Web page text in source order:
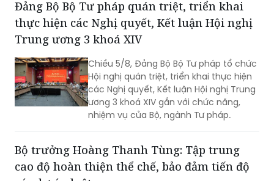
Đảng Bộ Bộ Tư pháp quán triệt, triển khai
thực hiện các Nghị quyết, Kết luận Hội nghị
Trung ương 3 khoá XIV
Chiều 5/8, Đảng Bộ Bộ Tư pháp tổ chức
Hội nghị quán triệt, triển khai thực hiện
các Nghị quyết, Kết luận Hội nghị Trung
ương 3 khoá XIV gắn với chức năng,
nhiệm vụ của Bộ, ngành Tư pháp.
Bộ trưởng Hoàng Thanh Tùng: Tập trung
cao độ hoàn thiện thể chế, bảo đảm tiến độ